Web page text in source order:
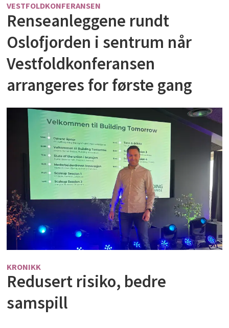
VESTFOLDKONFERANSEN
Renseanleggene rundt
Oslofjorden i sentrum når
Vestfoldkonferansen
arrangeres for første gang
KRONIKK
Redusert risiko, bedre
samspill